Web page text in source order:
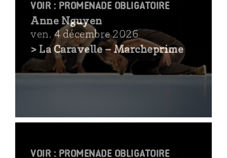
voir : Promenade obligatoire
Anne Nguyen
ven. 4 décembre 2026
> La Caravelle – Marcheprime
voir : Promenade obligatoire